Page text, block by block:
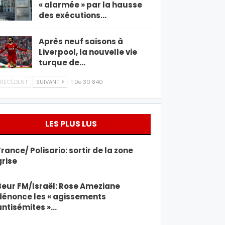
« alarmée » par la hausse
des exécutions…
Après neuf saisons à
Liverpool, la nouvelle vie
turque de…
SUIVANT 1 De 30 840
LES PLUS LUS
Polisario: sortir de la zone
FM/Israël: Rose Ameziane
les « agissements
»…